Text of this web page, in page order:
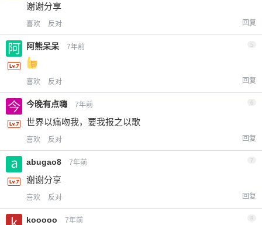
谢谢分享
喜欢 反对 回复
阿熊呆呆 7年前 5
喜欢 反对 回复
今晚有点嗨 7年前
世界以痛吻我，要我报之以歌
喜欢 反对 回复
abugao8 7年前 7
谢谢分享
喜欢 反对 回复
kooooo 7年前